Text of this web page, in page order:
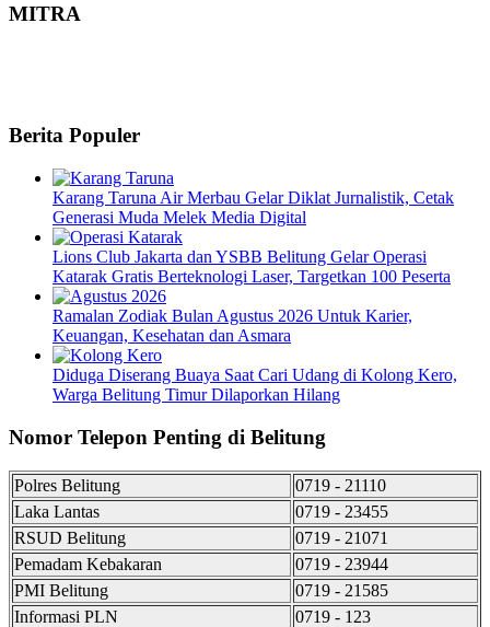
MITRA
Berita Populer
Karang Taruna Air Merbau Gelar Diklat Jurnalistik, Cetak
Generasi Muda Melek Media Digital
Lions Club Jakarta dan YSBB Belitung Gelar Operasi
Katarak Gratis Berteknologi Laser, Targetkan 100 Peserta
Ramalan Zodiak Bulan Agustus 2026 Untuk Karier,
Keuangan, Kesehatan dan Asmara
Diduga Diserang Buaya Saat Cari Udang di Kolong Kero,
Warga Belitung Timur Dilaporkan Hilang
Nomor Telepon Penting di Belitung
Polres Belitung
0719 - 21110
Laka Lantas
0719 - 23455
RSUD Belitung
0719 - 21071
Pemadam Kebakaran
0719 - 23944
PMI Belitung
0719 - 21585
Informasi PLN
0719 - 123